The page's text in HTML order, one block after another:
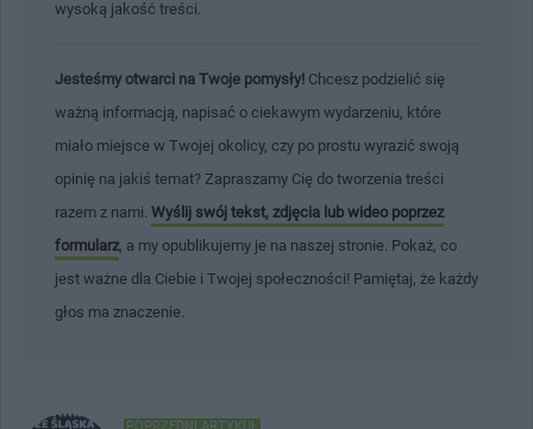
wysoką jakość treści.
Jesteśmy otwarci na Twoje pomysły! Chcesz podzielić się
ważną informacją, napisać o ciekawym wydarzeniu, które
miało miejsce w Twojej okolicy, czy po prostu wyrazić swoją
opinię na jakiś temat? Zapraszamy Cię do tworzenia treści
razem z nami. Wyślij swój tekst, zdjęcia lub wideo poprzez
formularz , a my opublikujemy je na naszej stronie. Pokaż, co
jest ważne dla Ciebie i Twojej społeczności! Pamiętaj, że każdy
głos ma znaczenie.